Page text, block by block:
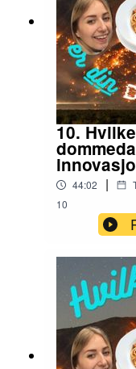
10.
44:02 |
10